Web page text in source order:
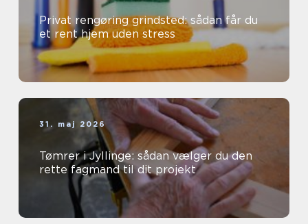
Privat rengøring grindsted: sådan får du
et rent hjem uden stress
31. maj 2026
Tømrer i Jyllinge: sådan vælger du den
rette fagmand til dit projekt